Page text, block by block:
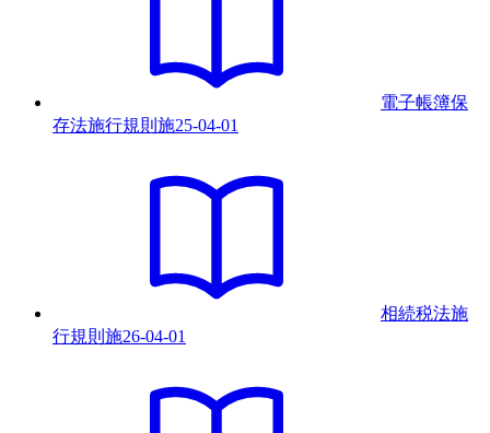
電子帳簿保
存法施行規則 施25-04-01
相続税法施
行規則 施26-04-01